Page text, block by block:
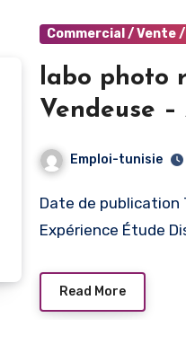
Commercial / Vente
labo photo
Vendeuse
Emploi-tunisie
Date de publication Type de poste Lieu de travail
Expérience Étude
Read More